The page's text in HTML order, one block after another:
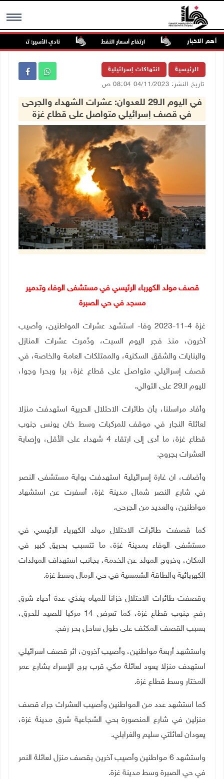
MENU أهم الاخبار ارتفاع أسعار النفط نادي الأسير: تجديد أمرَ منع
الرئيسية انتهاكات إسرائيلية
تاريخ النشر: 04/11/2023 08:04 ص
في اليوم الـ29 للعدوان: عشرات الشهداء والجرحى
في قصف إسرائيلي متواصل على قطاع غزة
قصف مولد الكهرباء الرئيسي في مستشفى الوفاء وتدمير
مسجد في حي الصبرة
غزة 4-11-2023 وفا- استشهد عشرات المواطنين، وأصيب
آخرون، منذ فجر اليوم السبت، ودُمرت عشرات المنازل
والبنايات والشقق السكنية، والممتلكات العامة والخاصة، في
قصف إسرائيلي متواصل على قطاع غزة، برا وبحرا وجوا،
لليوم الـ29 على التوالي.
وأفاد مراسلنا، بأن طائرات الاحتلال الحربية استهدفت منزلا
لعائلة النجار في موقف للمركبات وسط خان يونس جنوب
قطاع غزة، ما أدى إلى ارتقاء 4 شهداء على الأقل، وإصابة
العشرات بجروح.
وأضاف، ان غارة إسرائيلية استهدفت بوابة مستشفى النصر
في شارع النصر شمال مدينة غزة، أسفرت عن استشهاد
مواطنين، والعديد من الجرحى.
كما قصفت طائرات الاحتلال مولد الكهرباء الرئيسي في
مستشفى الوفاء بمدينة غزة، ما تتسبب بحريق كبير في
المكان، وخروج المولد عن الخدمة، بجانب استهداف المولدات
الكهربائية والطاقة الشمسية في حي الرمال وسط غزة.
وقصفت طائرات الاحتلال خزانا للمياه يغذي عدة أحياء شرق
رفح جنوب قطاع غزة، كما تعرض 14 مركبا للصيد للحرق،
بسبب القصف المكثف على طول ساحل بحر رفح.
واستشهد أربعة مواطنين، وأصيب آخرون، اثر قصف اسرائيلي
استهدف منزلا يعود لعائلة مكي قرب برج الإسراء بشارع عمر
المختار وسط قطاع غزة.
كما استشهد عدد من المواطنين وأصيب العشرات جراء قصف
منزلين في شارع المنصورة بحي الشجاعية شرق مدينة غزة،
يعودان لعائلتي سليم والغرابلي.
واستشهد 6 مواطنين وأصيب آخرين بقصف منزل لعائلة النمر
في حي الصبرة وسط مدينة غزة.